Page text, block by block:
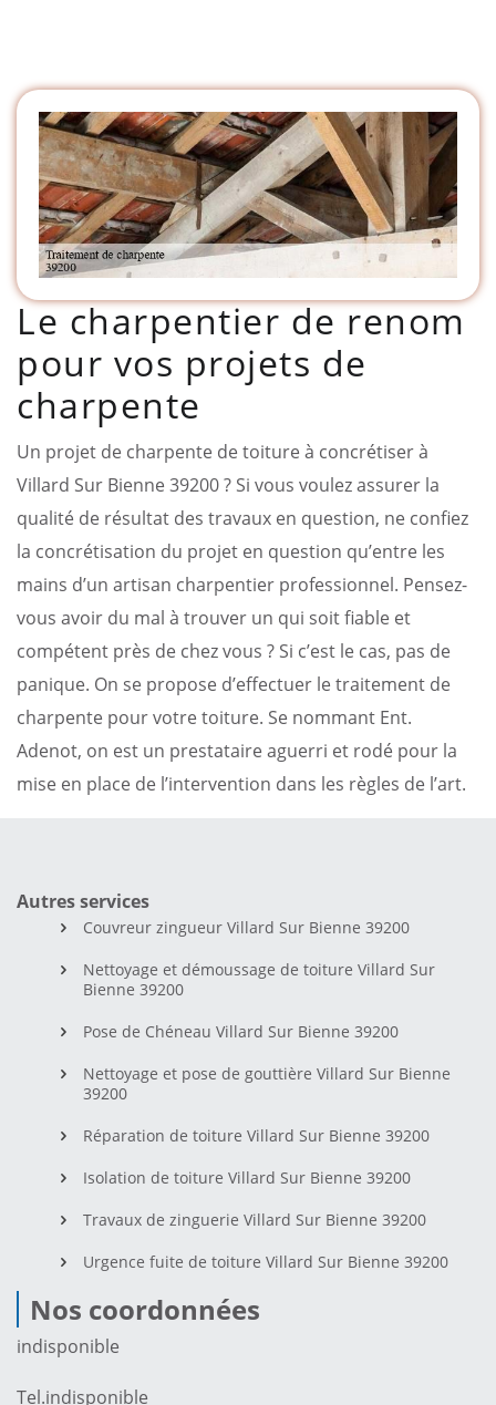
Le charpentier de renom
pour vos projets de
charpente
Un projet de charpente de toiture à concrétiser à
Villard Sur Bienne 39200 ? Si vous voulez assurer la
qualité de résultat des travaux en question, ne confiez
la concrétisation du projet en question qu’entre les
mains d’un artisan charpentier professionnel. Pensez-
vous avoir du mal à trouver un qui soit fiable et
compétent près de chez vous ? Si c’est le cas, pas de
panique. On se propose d’effectuer le traitement de
charpente pour votre toiture. Se nommant Ent.
Adenot, on est un prestataire aguerri et rodé pour la
mise en place de l’intervention dans les règles de l’art.
Autres services
Couvreur zingueur Villard Sur Bienne 39200
Nettoyage et démoussage de toiture Villard Sur
Bienne 39200
Pose de Chéneau Villard Sur Bienne 39200
Nettoyage et pose de gouttière Villard Sur Bienne
39200
Réparation de toiture Villard Sur Bienne 39200
Isolation de toiture Villard Sur Bienne 39200
Travaux de zinguerie Villard Sur Bienne 39200
Urgence fuite de toiture Villard Sur Bienne 39200
Nos coordonnées
indisponible
Tel.indisponible